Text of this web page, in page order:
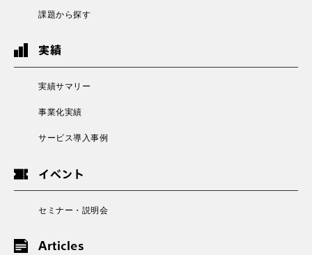
課題から探す
実績
実績サマリー
事業化実績
サービス導入事例
イベント
セミナー・説明会
Articles